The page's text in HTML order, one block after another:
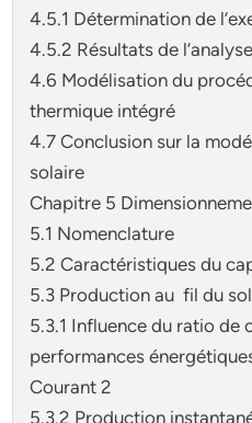
4.5.1 Détermination de
4.5.2 Résultats de
4.6 Modélisation du
thermique intégré
4.7 Conclusion sur la
solaire
Chapitre 5
5.1 Nomenclature
5.2 Caractéristiques du
5.3 Production au fil du
5.3.1 Influence du ratio de
performances
Courant 2
5.3.2 Production